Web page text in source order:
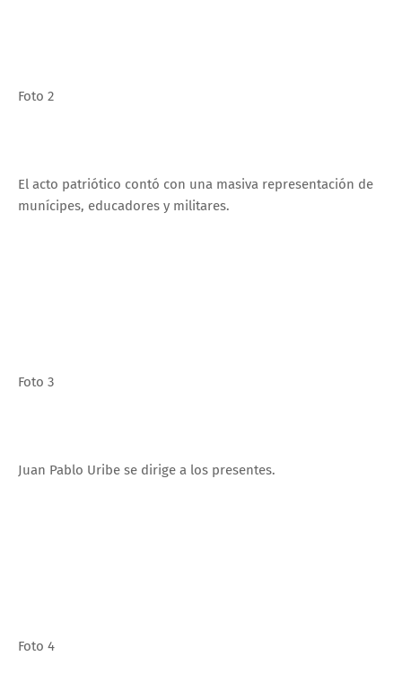
Foto 2
El acto patriótico contó con una masiva representación de
munícipes, educadores y militares.
Foto 3
Juan Pablo Uribe se dirige a los presentes.
Foto 4